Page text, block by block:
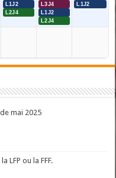
L1J2
L2J4
L3J4
L1J2
L2J4
L1J2
mai 2025
LFP ou la FFF.